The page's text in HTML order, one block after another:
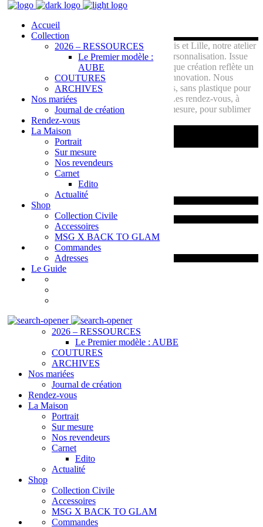
Créatrice de robes de mariée sur-mesure à Paris et Lille, notre atelier
offre une expérience unique, alliant luxe et personnalisation. Issue
d'une famille de brodeurs et de dentellier, chaque création reflète un
savoir- faire artisanal, combinant tradition et innovation. Nous
utilisons des matières naturelles et écologiques, sans plastique pour
un mariage respectueux de l'environnement. Les rendez-vous, à
domicile, offrent une approche intime et sur-mesure, pour sublimer
avec élégance et raffinement
Prendre contact
Email :contact@segolenegabet.fr
Accueil
Collection
2026 – RESSOURCES
Le Premier modèle :
AUBE
COUTURES
ARCHIVES
Nos mariées
Journal de création
Rendez-vous
La Maison
Portrait
Sur mesure
Nos revendeurs
Carnet
Edito
Actualité
Shop
Collection Civile
Accessoires
MSG X BACK TO GLAM
Commandes
Adresses
Le Guide
Collection
2026 – RESSOURCES
Le Premier modèle : AUBE
COUTURES
ARCHIVES
Nos mariées
Journal de création
Rendez-vous
La Maison
Portrait
Sur mesure
Nos revendeurs
Carnet
Edito
Actualité
Shop
Collection Civile
Accessoires
MSG X BACK TO GLAM
Commandes